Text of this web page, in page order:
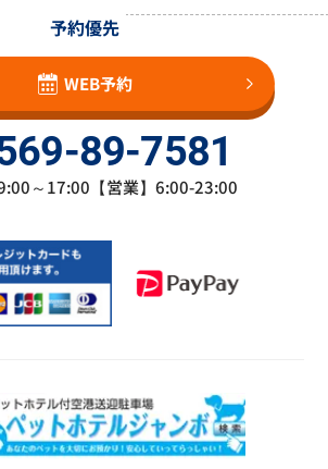
予約優先
WEB予約
89-7581
9:00～17:00【営業】6:00-23:00